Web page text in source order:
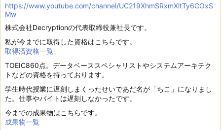
https://www.youtube.com/channel/UC219XhmSRxmXltTy6COxS
Mw
株式会社Decryptionの代表取締役兼社長です。
私が今までに取得した資格はこちらです。
取得済資格一覧
TOEIC860点。データベーススペシャリストやシステムアーキテク
トなどの資格を持っております。
学生時代授業に遅刻しまくったせいであだ名が「ちこ」になりまし
た。仕事やバイトは遅刻しなかったです。
今までの成果物はこちらです。
成果物一覧